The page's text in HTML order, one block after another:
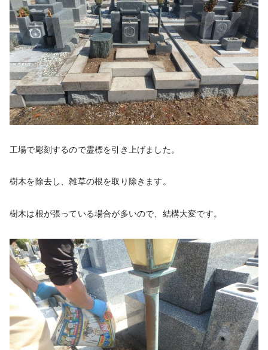
工場で彫刻するので霊標を引き上げました。
樹木を除去し、雑草の根を取り除きます。
樹木は根が張っている場合が多いので、結構大変です。